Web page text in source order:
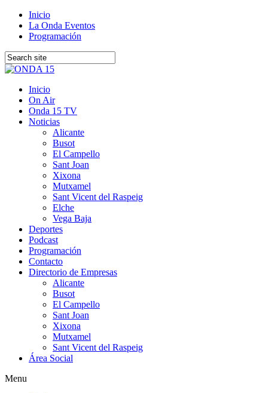
Inicio
La Onda Eventos
Programación
Inicio
On Air
Onda 15 TV
Noticias
Alicante
Busot
El Campello
Sant Joan
Xixona
Mutxamel
Sant Vicent del Raspeig
Elche
Vega Baja
Deportes
Podcast
Programación
Contacto
Directorio de Empresas
Alicante
Busot
El Campello
Sant Joan
Xixona
Mutxamel
Sant Vicent del Raspeig
Área Social
Menu